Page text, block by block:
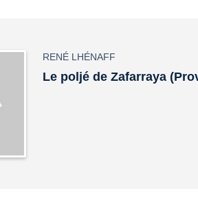
RENÉ LHÉNAFF
Le poljé de Zafarraya